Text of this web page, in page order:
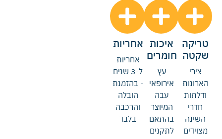
טריקה
שקטה
צירי
הארונות
ודלתות
חדרי
השינה
מצוידים
איכות
חומרים
עץ
אירופאי
עבה
המיוצר
בהתאם
לתקנים
אחריות
אחריות
ל-3 שנים
- בהזמנת
הובלה
והרכבה
בלבד